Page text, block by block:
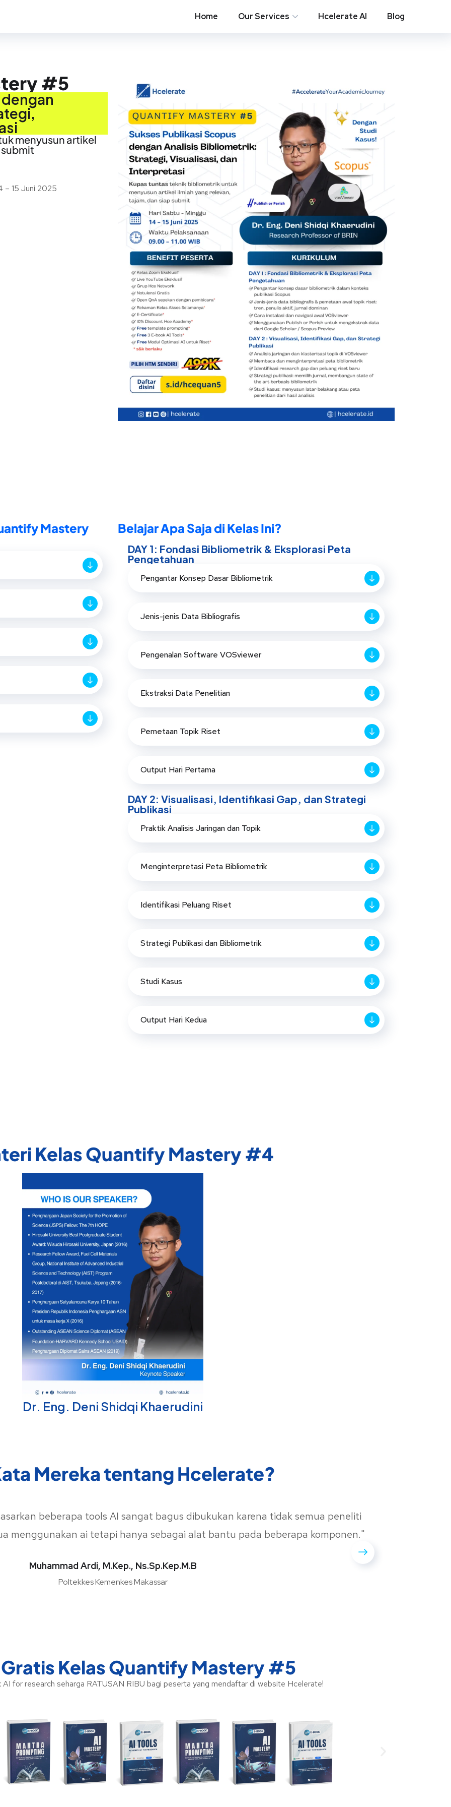
Home Our Services Hcelerate AI Blog
#5
menyusun artikel
– 15 Juni 2025
Mastery
Belajar Apa Saja di Kelas Ini?
DAY 1: Fondasi Bibliometrik & Eksplorasi Peta
Pengetahuan
Pengantar Konsep Dasar Bibliometrik
Jenis-jenis Data Bibliografis
Pengenalan Software VOSviewer
Ekstraksi Data Penelitian
Pemetaan Topik Riset
Output Hari Pertama
DAY 2: Visualisasi, Identifikasi Gap, dan Strategi
Publikasi
Praktik Analisis Jaringan dan Topik
Menginterpretasi Peta Bibliometrik
Identifikasi Peluang Riset
Strategi Publikasi dan Bibliometrik
Studi Kasus
Output Hari Kedua
Kelas Quantify Mastery #4
Dr. Eng. Deni Shidqi Khaerudini
Mereka tentang Hcelerate?
beberapa tools AI sangat bagus dibukukan karena tidak semua peneliti
menggunakan ai tetapi hanya sebagai alat bantu pada beberapa komponen."
Muhammad Ardi, M.Kep., Ns.Sp.Kep.M.B
Poltekkes Kemenkes Makassar
Kelas Quantify Mastery #5
for research seharga RATUSAN RIBU bagi peserta yang mendaftar di website Hcelerate!